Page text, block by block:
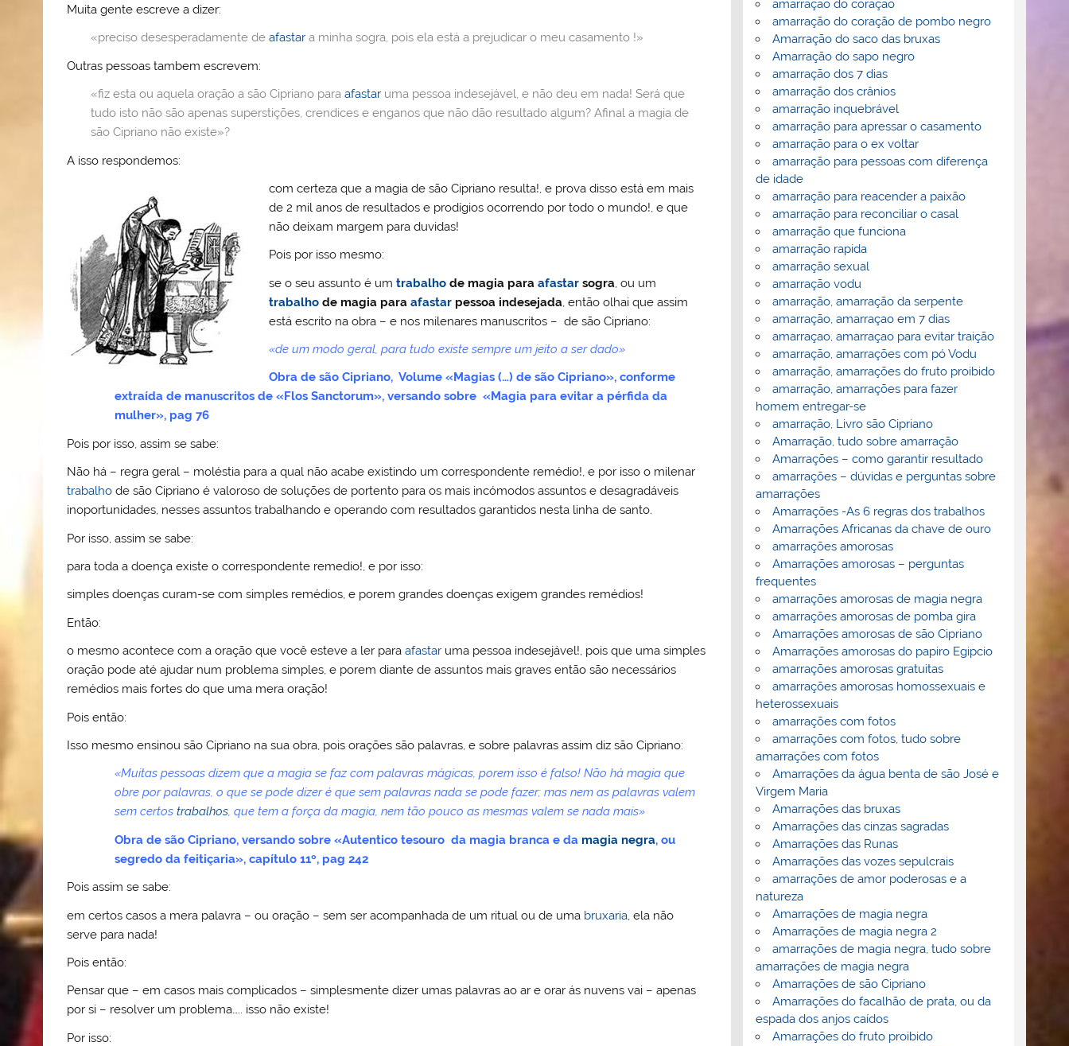
o
M
ai
l
b
o
o
k
p
p
ss c
m
n
Muita gente escreve a dizer:
«preciso desesperadamente deafastar a minha sogra, pois ela está a prejudicar o meu casamento !»
Outras pessoas tambem escrevem:
«fiz esta ou aquela oração a são Cipriano paraafastar uma pessoa indesejável, e não deu em nada! Será que
tudo isto não são apenas superstições, crendices e enganos que não dão resultado algum? Afinal a magia de
são Cipriano não existe»?
A isso respondemos:
com certeza que a magia de são Cipriano resulta!, e prova disso está em mais
de 2 mil anos de resultados e prodígios ocorrendo por todo o mundo!, e que
não deixam margem para duvidas!
Pois por isso mesmo:
se o seu assunto é um trabalhode magia para afastarsogra, ou um
trabalhode magia para afastarpessoa indesejada, então olhai que assim
está escrito na obra – e nos milenares manuscritos – de são Cipriano:
«de um modo geral, para tudo existe sempre um jeito a ser dado»
Obra de são Cipriano, Volume «Magias (…) de são Cipriano», conforme
extraída de manuscritos de «Flos Sanctorum», versando sobre «Magia para evitar a pérfida da
mulher», pag 76
Pois por isso, assim se sabe:
Não há – regra geral – moléstia para a qual não acabe existindo um correspondente remédio!, e por isso o milenar
trabalho de são Cipriano é valoroso de soluções de portento para os mais incómodos assuntos e desagradáveis
inoportunidades, nesses assuntos trabalhando e operando com resultados garantidos nesta linha de santo.
Por isso, assim se sabe:
para toda a doença existe o correspondente remedio!, e por isso:
simples doenças curam-se com simples remédios, e porem grandes doenças exigem grandes remédios!
Então:
o mesmo acontece com a oração que você esteve a ler paraafastar uma pessoa indesejável!, pois que uma simples
oração pode até ajudar num problema simples, e porem diante de assuntos mais graves então são necessários
remédios mais fortes do que uma mera oração!
Pois então:
Isso mesmo ensinou são Cipriano na sua obra, pois orações são palavras, e sobre palavras assim diz são Cipriano:
«Muitas pessoas dizem que a magia se faz com palavras mágicas, porem isso é falso! Não há magia que
obre por palavras, o que se pode dizer é que sem palavras nada se pode fazer; mas nem as palavras valem
sem certostrabalhos, que tem a força da magia, nem tão pouco as mesmas valem se nada mais»
Obra de são Cipriano, versando sobre «Autentico tesouro da magia branca e da magia negra, ou
segredo da feitiçaria», capítulo 11º, pag 242
Pois assim se sabe:
em certos casos a mera palavra – ou oração – sem ser acompanhada de um ritual ou de uma bruxaria , ela não
serve para nada!
Pois então:
Pensar que – em casos mais complicados – simplesmente dizer umas palavras ao ar e orar ás nuvens vai – apenas
por si – resolver um problema….. isso não existe!
Por isso:
amarração do coração
amarração do coração de pombo negro
Amarração do saco das bruxas
Amarração do sapo negro
amarração dos 7 dias
amarração dos crânios
amarração inquebrável
amarração para apressar o casamento
amarração para o ex voltar
amarração para pessoas com diferença
de idade
amarração para reacender a paixão
amarração para reconciliar o casal
amarração que funciona
amarração rapida
amarração sexual
amarração vodu
amarração, amarração da serpente
amarração, amarraçao em 7 dias
amarraçao, amarraçao para evitar traição
amarração, amarrações com pó Vodu
amarração, amarrações do fruto proibido
amarração, amarrações para fazer
homem entregar-se
amarração, Livro são Cipriano
Amarração, tudo sobre amarração
Amarrações – como garantir resultado
amarrações – dúvidas e perguntas sobre
amarrações
Amarrações -As 6 regras dos trabalhos
Amarrações Africanas da chave de ouro
amarrações amorosas
Amarrações amorosas – perguntas
frequentes
amarrações amorosas de magia negra
amarrações amorosas de pomba gira
Amarrações amorosas de são Cipriano
Amarrações amorosas do papiro Egipcio
amarrações amorosas gratuitas
amarrações amorosas homossexuais e
heterossexuais
amarrações com fotos
amarrações com fotos, tudo sobre
amarrações com fotos
Amarrações da água benta de são José e
Virgem Maria
Amarrações das bruxas
Amarrações das cinzas sagradas
Amarrações das Runas
Amarrações das vozes sepulcrais
amarrações de amor poderosas e a
natureza
Amarrações de magia negra
Amarrações de magia negra 2
amarrações de magia negra, tudo sobre
amarrações de magia negra
Amarrações de são Cipriano
Amarrações do facalhão de prata, ou da
espada dos anjos caídos
Amarrações do fruto proibido